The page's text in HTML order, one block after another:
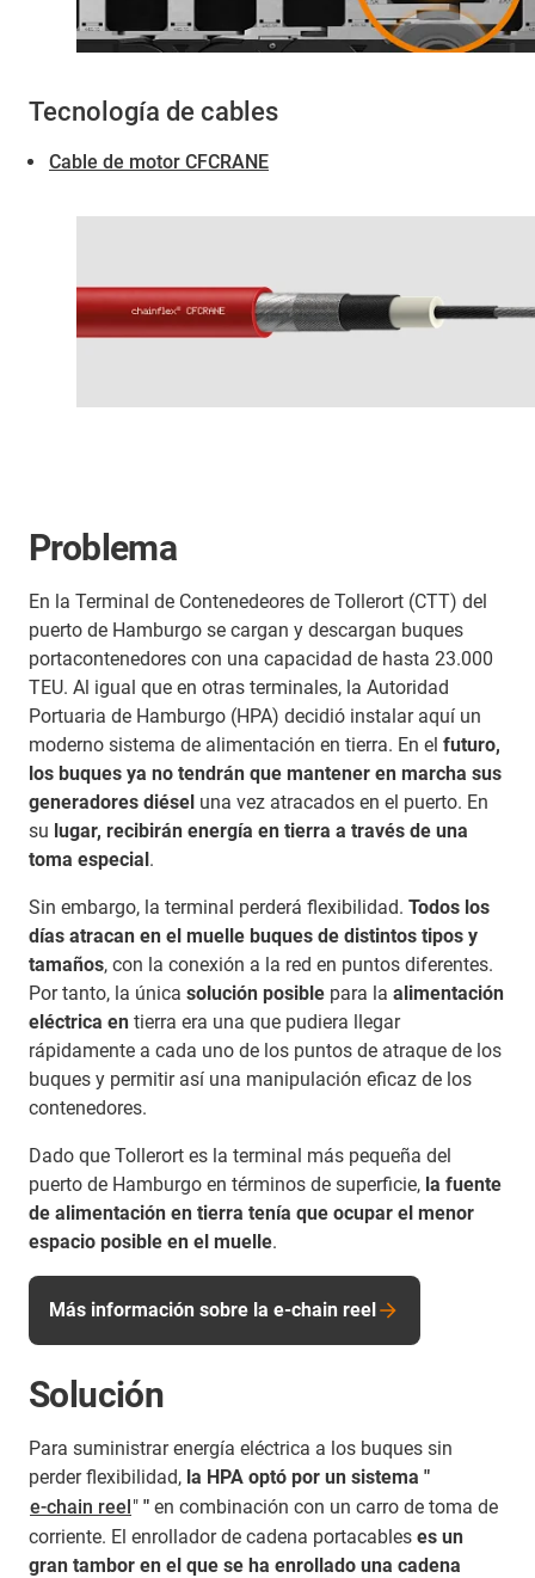
Tecnología de cables
Cable de motor CFCRANE
Problema
En la Terminal de Contenedeores de Tollerort (CTT) del
puerto de Hamburgo se cargan y descargan buques
portacontenedores con una capacidad de hasta 23.000
TEU. Al igual que en otras terminales, la Autoridad
Portuaria de Hamburgo (HPA) decidió instalar aquí un
moderno sistema de alimentación en tierra. En el futuro,
los buques ya no tendrán que mantener en marcha sus
generadores diésel una vez atracados en el puerto. En
su lugar, recibirán energía en tierra a través de una
toma especial.
Sin embargo, la terminal perderá flexibilidad. Todos los
días atracan en el muelle buques de distintos tipos y
tamaños, con la conexión a la red en puntos diferentes.
Por tanto, la única solución posible para la alimentación
eléctrica en tierra era una que pudiera llegar
rápidamente a cada uno de los puntos de atraque de los
buques y permitir así una manipulación eficaz de los
contenedores.
Dado que Tollerort es la terminal más pequeña del
puerto de Hamburgo en términos de superficie, la fuente
de alimentación en tierra tenía que ocupar el menor
espacio posible en el muelle.
Más información sobre la e-chain reel
Solución
Para suministrar energía eléctrica a los buques sin
perder flexibilidad, la HPA optó por un sistema "
e-chain reel" " en combinación con un carro de toma de
corriente. El enrollador de cadena portacables es un
gran tambor en el que se ha enrollado una cadena